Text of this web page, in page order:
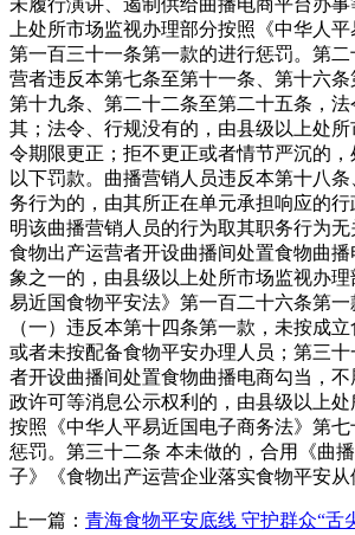
上处所市场监视办理部分按照《中华人平
第一百三十一条第一款的进行惩罚。第
营者违反本第七条至第十一条、第十六
第十九条、第二十二条至第二十五条，
其；法令、行规没有的，由县级以上处
令期限更正；拒不更正或者情节严沉的
以下罚款。曲播营销人员违反本第十八
务行为的，由其所正在单元承担响应的
明该曲播营销人员的行为取其职务行为
食物出产运营者开设曲播间处置食物曲
象之一的，由县级以上处所市场监视办
易近国食物平安法》第一百二十六条第一
（一）违反本第十四条第一款，未按成
或者未按配备食物平安办理人员；第三
者开设曲播间处置食物曲播电商勾当，
政许可等消息公示权利的，由县级以上
按照《中华人平易近国电子商务法》第
惩罚。第三十二条 本未做的，合用《曲
子》《食物出产运营企业落实食物平安从
上一篇： 青海食物平安底线 守护群众“舌